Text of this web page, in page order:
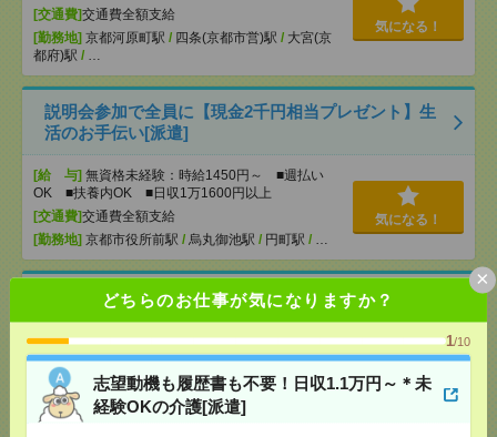
どちらのお仕事が気になりますか？
1/10
志望動機も履歴書も不要！日収1.1万円～＊未
経験OKの介護[派遣]
×
[交通費]交通費全額支給
[勤務地] 京都河原町駅 / 四条(京都市営)駅 / 大宮(京
都府)駅 / …
気になる！
説明会参加で全員に【現金2千円相当プレゼント】生
活のお手伝い[派遣]
[給 与] 無資格未経験：時給1450円～ ■週払い
OK ■扶養内OK ■日収1万1600円以上
[交通費]交通費全額支給
[勤務地] 京都市役所前駅 / 烏丸御池駅 / 円町駅 / …
気になる！
＜医療行為はナシ＞時給1400円！病院で備品のチェ
[給 与]無資格の方：時給1400円～1750円 / 介護
福祉士：時給1700円～2125円 / 初任者以上：時給
1500円～1875円
[交通費]全額支給